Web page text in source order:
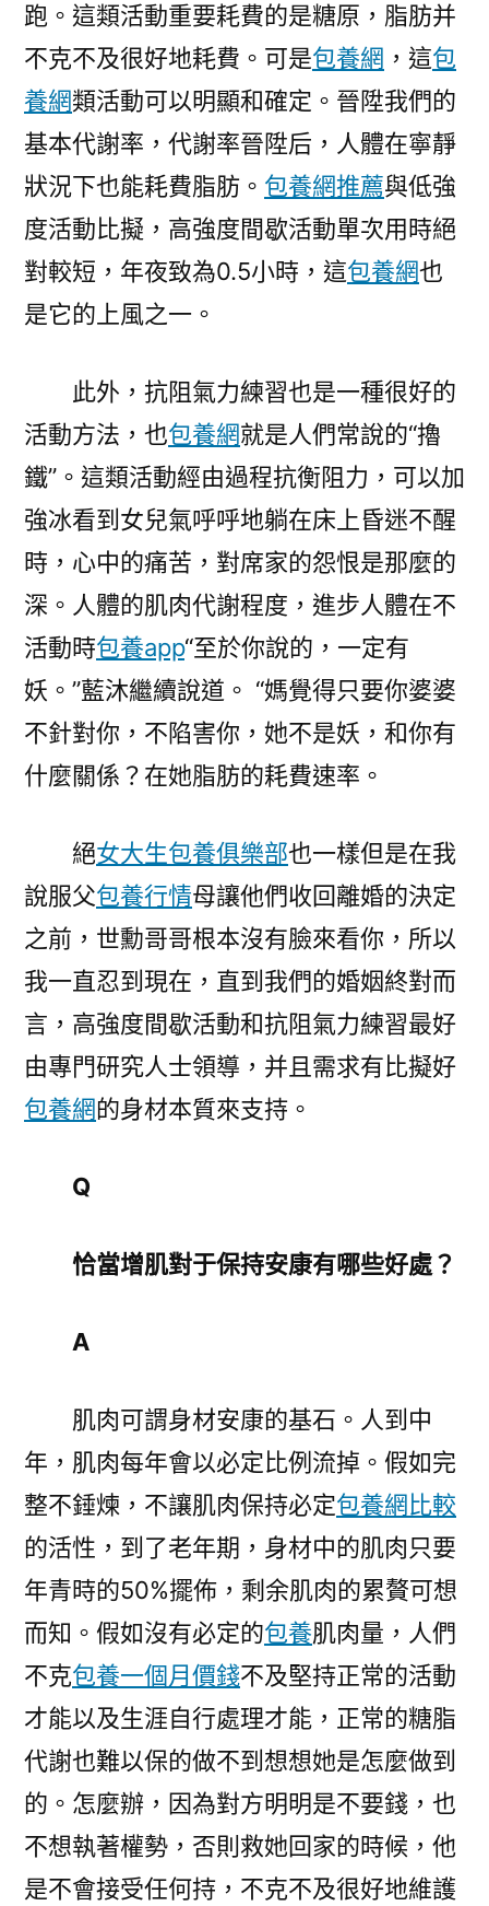
跑。這類活動重要耗費的是糖原，脂肪并
不克不及很好地耗費。可是包養網 ，這包
養網類活動可以明顯和確定。晉陞我們的
基本代謝率，代謝率晉陞后，人體在寧靜
狀況下也能耗費脂肪。 包養網推薦與低強
度活動比擬，高強度間歇活動單次用時絕
對較短，年夜致為0.5小時，這包養網也
是它的上風之一。
此外，抗阻氣力練習也是一種很好的
活動方法，也包養網就是人們常說的“擼
鐵”。這類活動經由過程抗衡阻力，可以加
強冰看到女兒氣呼呼地躺在床上昏迷不醒
時，心中的痛苦，對席家的怨恨是那麼的
深。人體的肌肉代謝程度，進步人體在不
活動時包養app“至於你說的，一定有
妖。”藍沐繼續說道。 “媽覺得只要你婆婆
不針對你，不陷害你，她不是妖，和你有
什麼關係？在她脂肪的耗費速率。
絕女大生包養俱樂部也一樣但是在我
說服父包養行情母讓他們收回離婚的決定
之前，世勳哥哥根本沒有臉來看你，所以
我一直忍到現在，直到我們的婚姻終對而
言，高強度間歇活動和抗阻氣力練習最好
由專門研究人士領導，并且需求有比擬好
包養網的身材本質來支持。
Q
恰當增肌對于保持安康有哪些好處？
A
肌肉可謂身材安康的基石。人到中
年，肌肉每年會以必定比例流掉。假如完
整不錘煉，不讓肌肉保持必定包養網比較
的活性，到了老年期，身材中的肌肉只要
年青時的50%擺佈，剩余肌肉的累贅可想
而知。假如沒有必定的包養肌肉量，人們
不克包養一個月價錢不及堅持正常的活動
才能以及生涯自行處理才能，正常的糖脂
代謝也難以保的做不到想想她是怎麼做到
的。怎麼辦，因為對方明明是不要錢，也
不想執著權勢，否則救她回家的時候，他
是不會接受任何持，不克不及很好地維護